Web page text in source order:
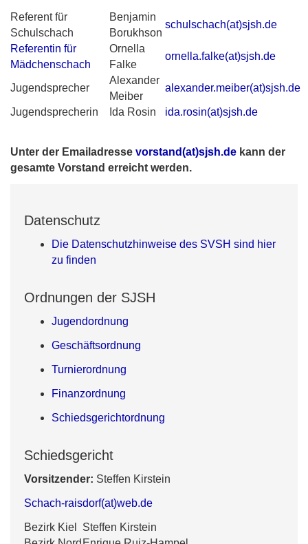
Referent für
Schulschach
Benjamin
Borukhson
schulschach(at)sjsh.de
Referentin für
Mädchenschach
Ornella
Falke
ornella.falke(at)sjsh.de
Jugendsprecher
Alexander
Meiber
alexander.meiber(at)sjsh.de
Jugendsprecherin Ida Rosin ida.rosin(at)sjsh.de
Unter der Emailadresse vorstand(at)sjsh.de kann der
gesamte Vorstand erreicht werden.
Datenschutz
Die Datenschutzhinweise des SVSH sind hier
zu finden
Ordnungen der SJSH
Jugendordnung
Geschäftsordnung
Turnierordnung
Finanzordnung
Schiedsgerichtordnung
Schiedsgericht
Vorsitzender: Steffen Kirstein
Schach-raisdorf(at)web.de
Bezirk Kiel
Steffen Kirstein